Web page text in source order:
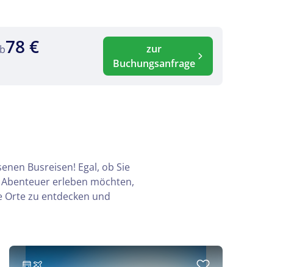
78 €
zur
Buchungsanfrage
Busreisen! Egal, ob Sie
erleben möchten,
Orte zu entdecken und